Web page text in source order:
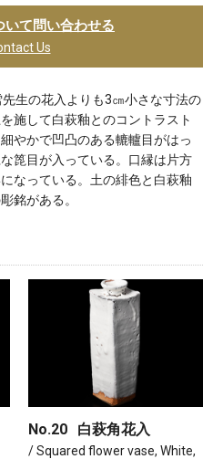
いて問い合わせる
Us
生の花入よりも3㎝小さな寸法の
施して白萩釉とのコントラスト
やかで凹凸のある轆轤目がはっ
箆目が入っている。口縁は片方
なっている。土の緋色と白萩釉
銘がある。
No.20 白萩角花入
/ Squared flower vase, White,